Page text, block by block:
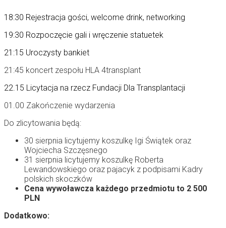
18:30 Rejestracja gości, welcome drink, networking
19:30 Rozpoczęcie gali i wręczenie statuetek
21:15 Uroczysty bankiet
21:45 koncert zespołu HLA 4transplant
22.15 Licytacja na rzecz Fundacji Dla Transplantacji
01.00 Zakończenie wydarzenia
Do zlicytowania będą:
30 sierpnia licytujemy koszulkę Igi Świątek oraz
Wojciecha Szczęsnego
31 sierpnia licytujemy koszulkę Roberta
Lewandowskiego oraz pajacyk z podpisami Kadry
polskich skoczków
Cena wywoławcza każdego przedmiotu to 2 500
PLN
Dodatkowo: